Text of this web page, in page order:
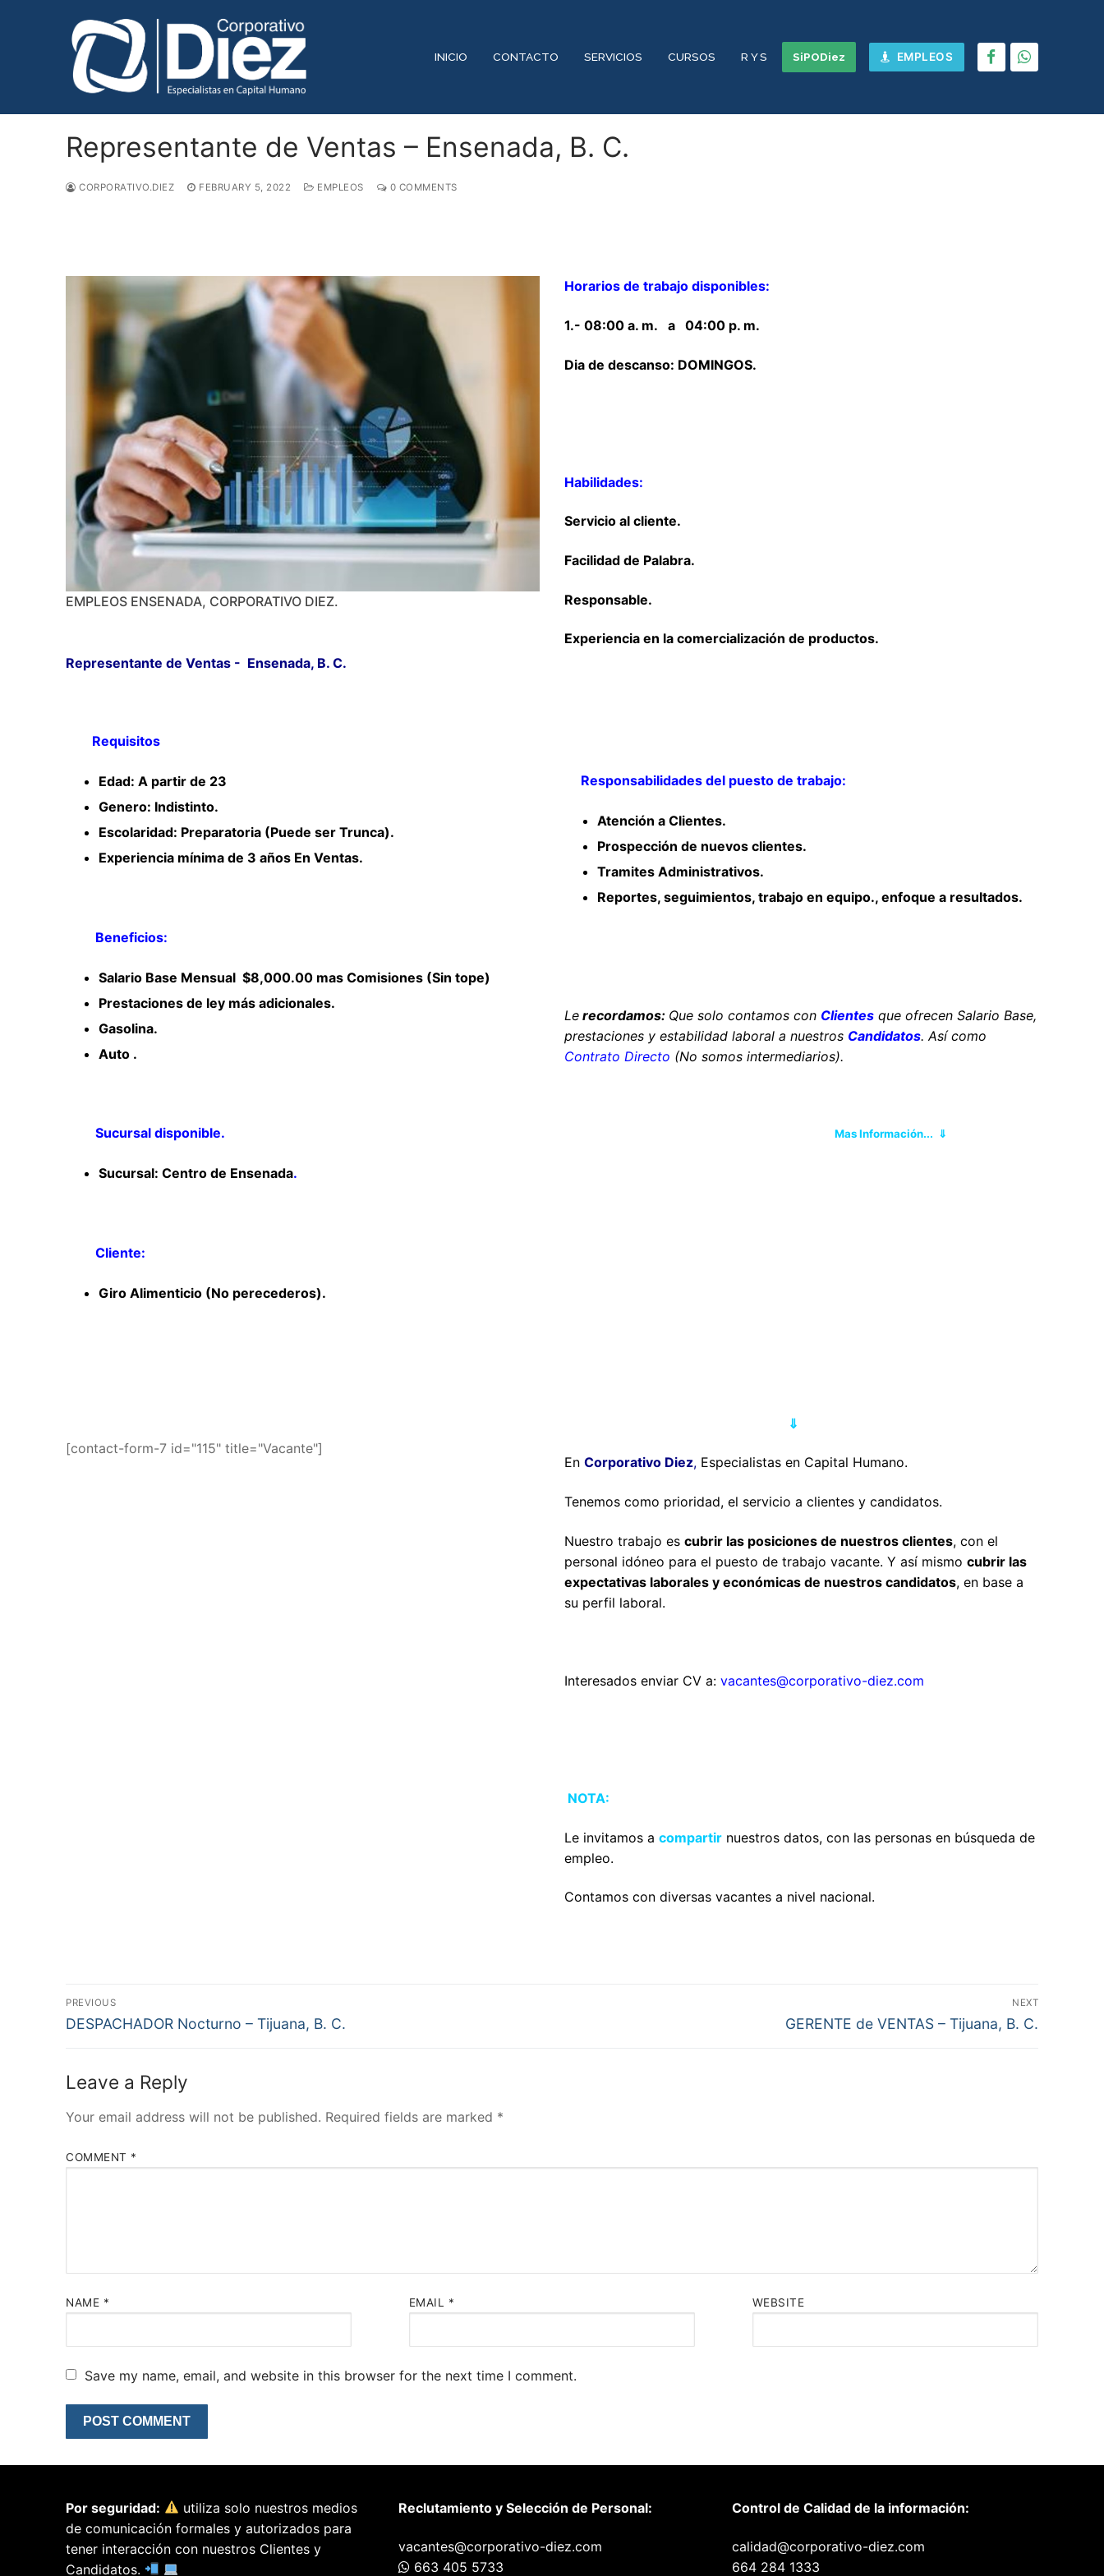
INICIO CONTACTO SERVICIOS CURSOS R Y S SiPODiez EMPLEOS
Representante de Ventas – Ensenada, B. C.
CORPORATIVO.DIEZ FEBRUARY 5, 2022 EMPLEOS 0 COMMENTS
EMPLEOS ENSENADA, CORPORATIVO DIEZ.
Representante de Ventas - Ensenada, B. C.
Requisitos
Edad: A partir de 23
Genero: Indistinto.
Escolaridad: Preparatoria (Puede ser Trunca).
Experiencia mínima de 3 años En Ventas.
Beneficios:
Salario Base Mensual $8,000.00 mas Comisiones (Sin tope)
Prestaciones de ley más adicionales.
Gasolina.
Auto .
Sucursal disponible.
Sucursal: Centro de Ensenada.
Cliente:
Giro Alimenticio (No perecederos).
Horarios de trabajo disponibles:
1.- 08:00 a. m. a 04:00 p. m.
Dia de descanso: DOMINGOS.
Habilidades:
Servicio al cliente.
Facilidad de Palabra.
Responsable.
Experiencia en la comercialización de productos.
Responsabilidades del puesto de trabajo:
Atención a Clientes.
Prospección de nuevos clientes.
Tramites Administrativos.
Reportes, seguimientos, trabajo en equipo., enfoque a resultados.
Le recordamos: Que solo contamos con Clientes que ofrecen Salario Base,
prestaciones y estabilidad laboral a nuestros Candidatos. Así como
Contrato Directo (No somos intermediarios).
Mas Información... ⇓
[contact-form-7 id="115" title="Vacante"]
⇓
En Corporativo Diez, Especialistas en Capital Humano.
Tenemos como prioridad, el servicio a clientes y candidatos.
Nuestro trabajo es cubrir las posiciones de nuestros clientes, con el
personal idóneo para el puesto de trabajo vacante. Y así mismo cubrir las
expectativas laborales y económicas de nuestros candidatos, en base a
su perfil laboral.
Interesados enviar CV a: vacantes@corporativo-diez.com
NOTA:
Le invitamos a compartir nuestros datos, con las personas en búsqueda de
empleo.
Contamos con diversas vacantes a nivel nacional.
Post
navigation
PREVIOUS
Previous
DESPACHADOR Nocturno – Tijuana, B. C.
NEXT
Next
GERENTE de VENTAS – Tijuana, B. C.
Leave a Reply
Your email address will not be published. Required fields are marked *
COMMENT *
NAME * EMAIL * WEBSITE
Save my name, email, and website in this browser for the next time I comment.
Por seguridad:
utiliza solo nuestros medios
de comunicación formales y autorizados para
tener interacción con nuestros Clientes y
Candidatos.
Reclutamiento y Selección de Personal:
vacantes@corporativo-diez.com
663 405 5733
Control de Calidad de la información:
calidad@corporativo-diez.com
664 284 1333